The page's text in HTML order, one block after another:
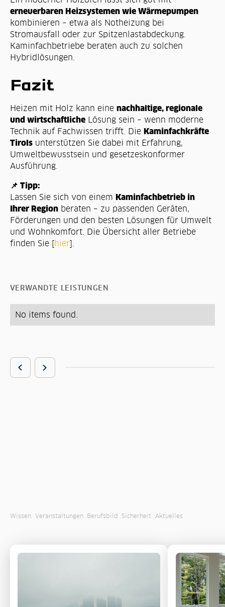
erneuerbaren Heizsystemen wie Wärmepumpen
kombinieren – etwa als Notheizung bei
Stromausfall oder zur Spitzenlastabdeckung.
Kaminfachbetriebe beraten auch zu solchen
Hybridlösungen.
Fazit
Heizen mit Holz kann eine nachhaltige, regionale
und wirtschaftlicheLösung sein – wenn moderne
Technik auf Fachwissen trifft. Die Kaminfachkräfte
Tirolsunterstützen Sie dabei mit Erfahrung,
Umweltbewusstsein und gesetzeskonformer
Ausführung.
📌 Tipp:
Lassen Sie sich von einem Kaminfachbetrieb in
Ihrer Regionberaten – zu passenden Geräten,
Förderungen und den besten Lösungen für Umwelt
und Wohnkomfort. Die Übersicht aller Betriebe
finden Sie [hier].
VERWANDTE LEISTUNGEN
No items found.
Wissen Veranstaltungen Berufsbild Sicherheit Aktuelles